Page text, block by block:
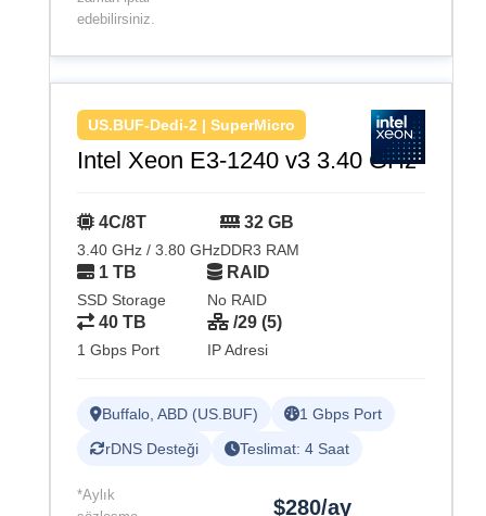
edebilirsiniz.
US.BUF-Dedi-2 | SuperMicro
Intel Xeon E3-1240 v3 3.40 GHz
4C/8T
3.40 GHz / 3.80 GHz
32 GB
DDR3 RAM
1 TB
SSD Storage
RAID
No RAID
40 TB
1 Gbps Port
/29 (5)
IP Adresi
Buffalo, ABD (US.BUF)
1 Gbps Port
rDNS Desteği
Teslimat: 4 Saat
*Aylık
$280/ay